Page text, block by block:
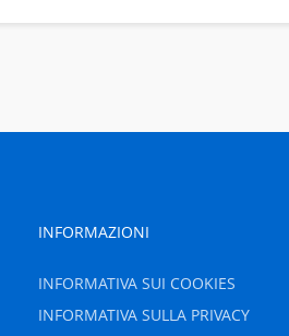
INFORMAZIONI
INFORMATIVA SUI COOKIES
INFORMATIVA SULLA PRIVACY